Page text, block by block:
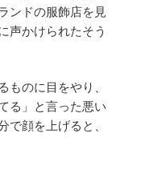
ンドの服飾店を見
声かけられたそう
ものに目をやり、
る」と言った悪い
で顔を上げると、